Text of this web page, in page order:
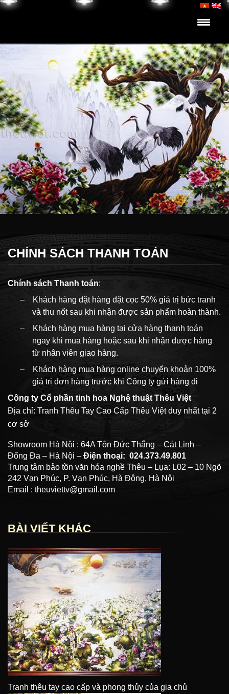
Skip to content
CHÍNH SÁCH THANH TOÁN
Chính sách Thanh toán:
–
Khách hàng đặt hàng đặt cọc 50% giá trị bức tranh
và thu nốt sau khi nhận được sản phẩm hoàn thành.
–
Khách hàng mua hàng tại cửa hàng thanh toán
ngay khi mua hàng hoặc sau khi nhận được hàng
từ nhân viên giao hàng.
–
Khách hàng mua hàng online chuyển khoản 100%
giá trị đơn hàng trước khi Công ty gửi hàng đi
Công ty Cổ phần tinh hoa Nghệ thuật Thêu Việt
Địa chỉ: Tranh Thêu Tay Cao Cấp Thêu Việt duy nhất tại 2
cơ sở
Showroom Hà Nội : 64A Tôn Đức Thắng – Cát Linh –
Đống Đa – Hà Nội – Điện thoại: 024.373.49.801
Trung tâm bảo tồn văn hóa nghề Thêu – Lụa: L02 – 10 Ngõ
242 Vạn Phúc, P. Vạn Phúc, Hà Đông, Hà Nội
Email : theuviettv@gmail.com
BÀI VIẾT KHÁC
Tranh thêu tay cao cấp và phong thủy của gia chủ